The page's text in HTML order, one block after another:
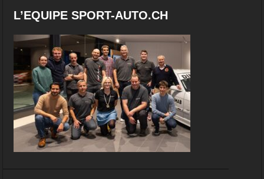
L’EQUIPE SPORT-AUTO.CH